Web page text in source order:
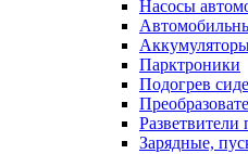
Насосы
Парктроники
Подогрев
Разветвители
Зарядные,